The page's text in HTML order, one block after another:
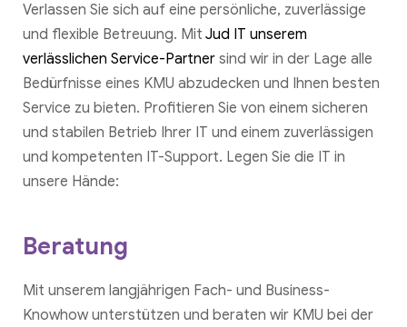
Verlassen Sie sich auf eine persönliche, zuverlässige
und flexible Betreuung. Mit Jud IT unserem
verlässlichen Service-Partner sind wir in der Lage alle
Bedürfnisse eines KMU abzudecken und Ihnen besten
Service zu bieten. Profitieren Sie von einem sicheren
und stabilen Betrieb Ihrer IT und einem zuverlässigen
und kompetenten IT-Support. Legen Sie die IT in
unsere Hände:
Beratung
Mit unserem langjährigen Fach- und Business-
Knowhow unterstützen und beraten wir KMU bei der